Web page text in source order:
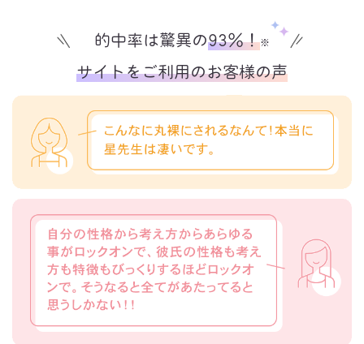
的中率は驚異の93%！※
サイトをご利用のお客様の声